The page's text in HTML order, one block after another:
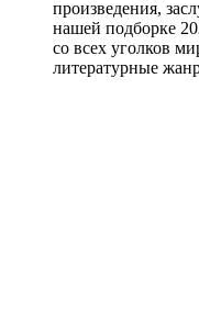
произведения,
нашей подборке
со всех уголков
литературные